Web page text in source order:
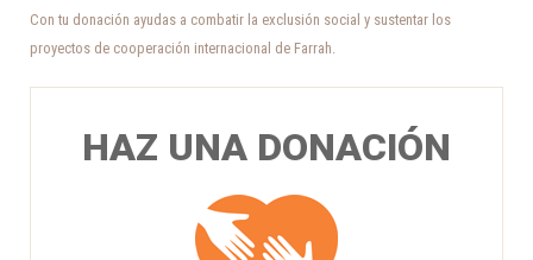
Con tu donación ayudas a combatir la exclusión social y sustentar los
proyectos de cooperación internacional de Farrah.
HAZ UNA DONACIÓN